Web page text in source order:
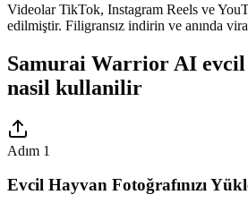
Videolar TikTok, Instagram Reels ve
edilmiştir. Filigransız indirin ve anında
Samurai Warrior AI evcil
nasil kullanilir
Adım 1
Evcil Hayvan Fotoğrafınızı